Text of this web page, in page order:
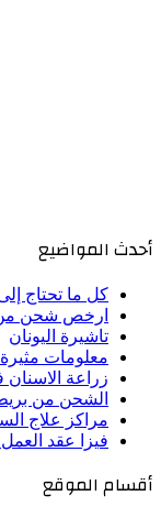
أحدث المواضيع
كل ما تحتاج
ارخص شحن من
تاشيرة اليونان
معلومات مثيرة
زراعة الاسنان
الشحن من
مراكز علاج
فيزا عقد العمل
أقسام الموقع